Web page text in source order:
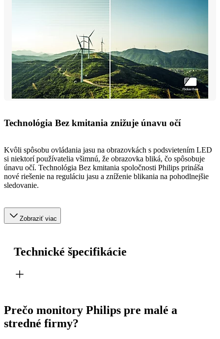
Technológia Bez kmitania znižuje únavu očí
Kvôli spôsobu ovládania jasu na obrazovkách s podsvietením LED
si niektorí používatelia všimnú, že obrazovka bliká, čo spôsobuje
únavu očí. Technológia Bez kmitania spoločnosti Philips prináša
nové riešenie na reguláciu jasu a zníženie blikania na pohodlnejšie
sledovanie.
Zobraziť viac
Technické špecifikácie
Prečo monitory Philips pre malé a
stredné firmy?